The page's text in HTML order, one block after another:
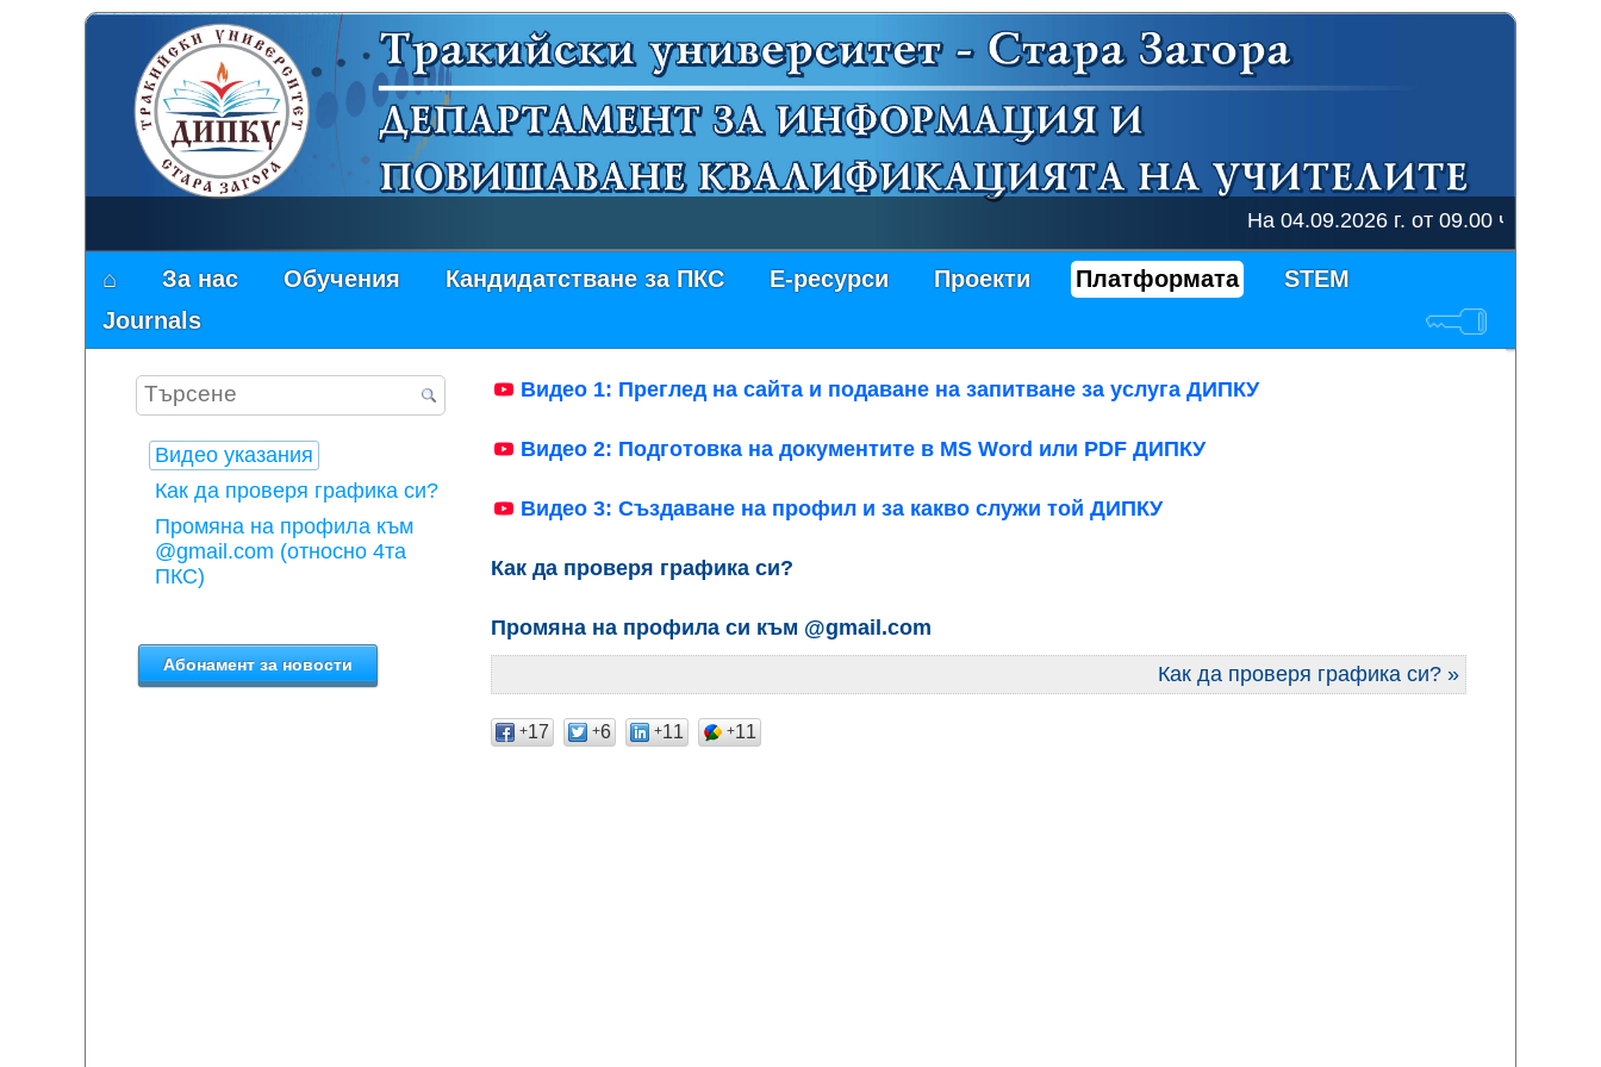
На 04.09.2026 г. от 09.00 ч. ще се
⌂ За нас Обучения Кандидатстване за ПКС Е-ресурси Проекти Платформата
STEM
Journals
Видео указания
Как да проверя графика си?
Промяна на профила към
@gmail.com (относно 4та
ПКС)
Видео 1: Преглед на сайта и подаване на запитване за услуга ДИПКУ
Видео 2: Подготовка на документите в MS Word или PDF ДИПКУ
Видео 3: Създаване на профил и за какво служи той ДИПКУ
Как да проверя графика си?
Промяна на профила си към @gmail.com
Как да проверя графика си? »
+17 +6 +11 +11